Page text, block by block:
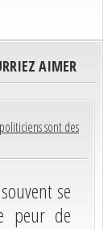
AIMER
sont des
se
peur de